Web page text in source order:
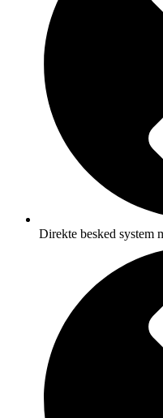
Direkte besked system